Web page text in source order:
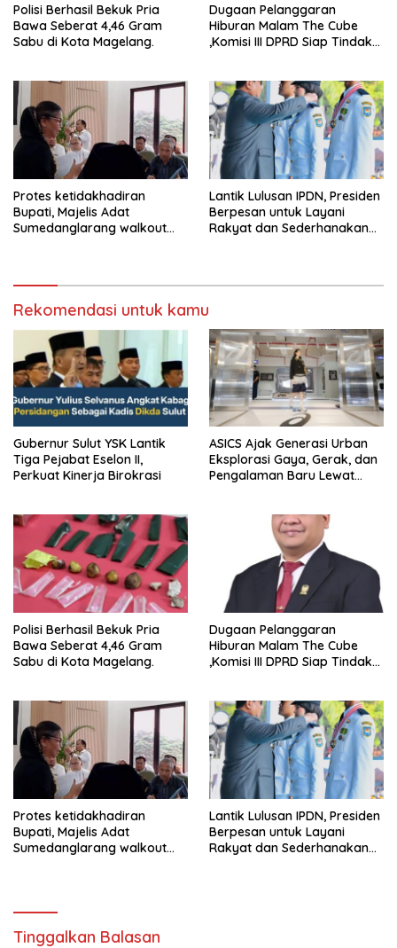
Polisi Berhasil Bekuk Pria
Bawa Seberat 4,46 Gram
Sabu di Kota Magelang.
Dugaan Pelanggaran
Hiburan Malam The Cube
,Komisi III DPRD Siap Tindak
Protes ketidakhadiran
Bupati, Majelis Adat
Sumedanglarang walkout
Lantik Lulusan IPDN, Presiden
Berpesan untuk Layani
Rakyat dan Sederhanakan
Rekomendasi untuk kamu
Gubernur Sulut YSK Lantik
Tiga Pejabat Eselon II,
Perkuat Kinerja Birokrasi
ASICS Ajak Generasi Urban
Eksplorasi Gaya, Gerak, dan
Pengalaman Baru Lewat
Polisi Berhasil Bekuk Pria
Bawa Seberat 4,46 Gram
Sabu di Kota Magelang.
Dugaan Pelanggaran
Hiburan Malam The Cube
,Komisi III DPRD Siap Tindak
Protes ketidakhadiran
Bupati, Majelis Adat
Sumedanglarang walkout
Lantik Lulusan IPDN, Presiden
Berpesan untuk Layani
Rakyat dan Sederhanakan
Tinggalkan Balasan